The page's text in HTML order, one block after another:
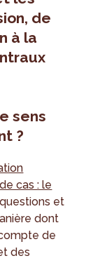
de
à la
sens
?
cas : le
et
dont
de
des